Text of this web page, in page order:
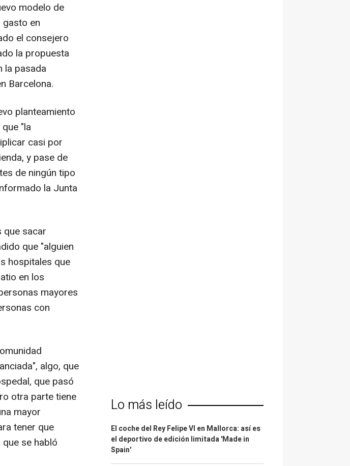
modelo de
en
el consejero
la propuesta
la pasada
Barcelona.
planteamiento
"la
casi por
y pase de
de ningún tipo
la Junta
que sacar
que "alguien
hospitales que
en los
mayores
con
algo, que
que pasó
otra parte tiene
mayor
tener que
se habló
Lo más leído
El coche del Rey Felipe VI en Mallorca: así es
el deportivo de edición limitada 'Made in
Spain'